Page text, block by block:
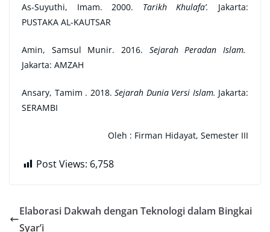
As-Suyuthi, Imam. 2000. Tarikh Khulafa’. Jakarta:
PUSTAKA AL-KAUTSAR
Amin, Samsul Munir. 2016. Sejarah Peradan Islam.
Jakarta: AMZAH
Ansary, Tamim . 2018. Sejarah Dunia Versi Islam. Jakarta:
SERAMBI
Oleh : Firman Hidayat, Semester III
Post Views: 6,758
Elaborasi Dakwah dengan Teknologi dalam Bingkai
Syar’i